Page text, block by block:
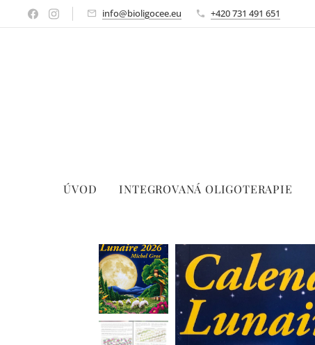
info@bioligocee.eu +420 731 491 651
ÚVOD INTEGROVANÁ OLIGOTERAPIE